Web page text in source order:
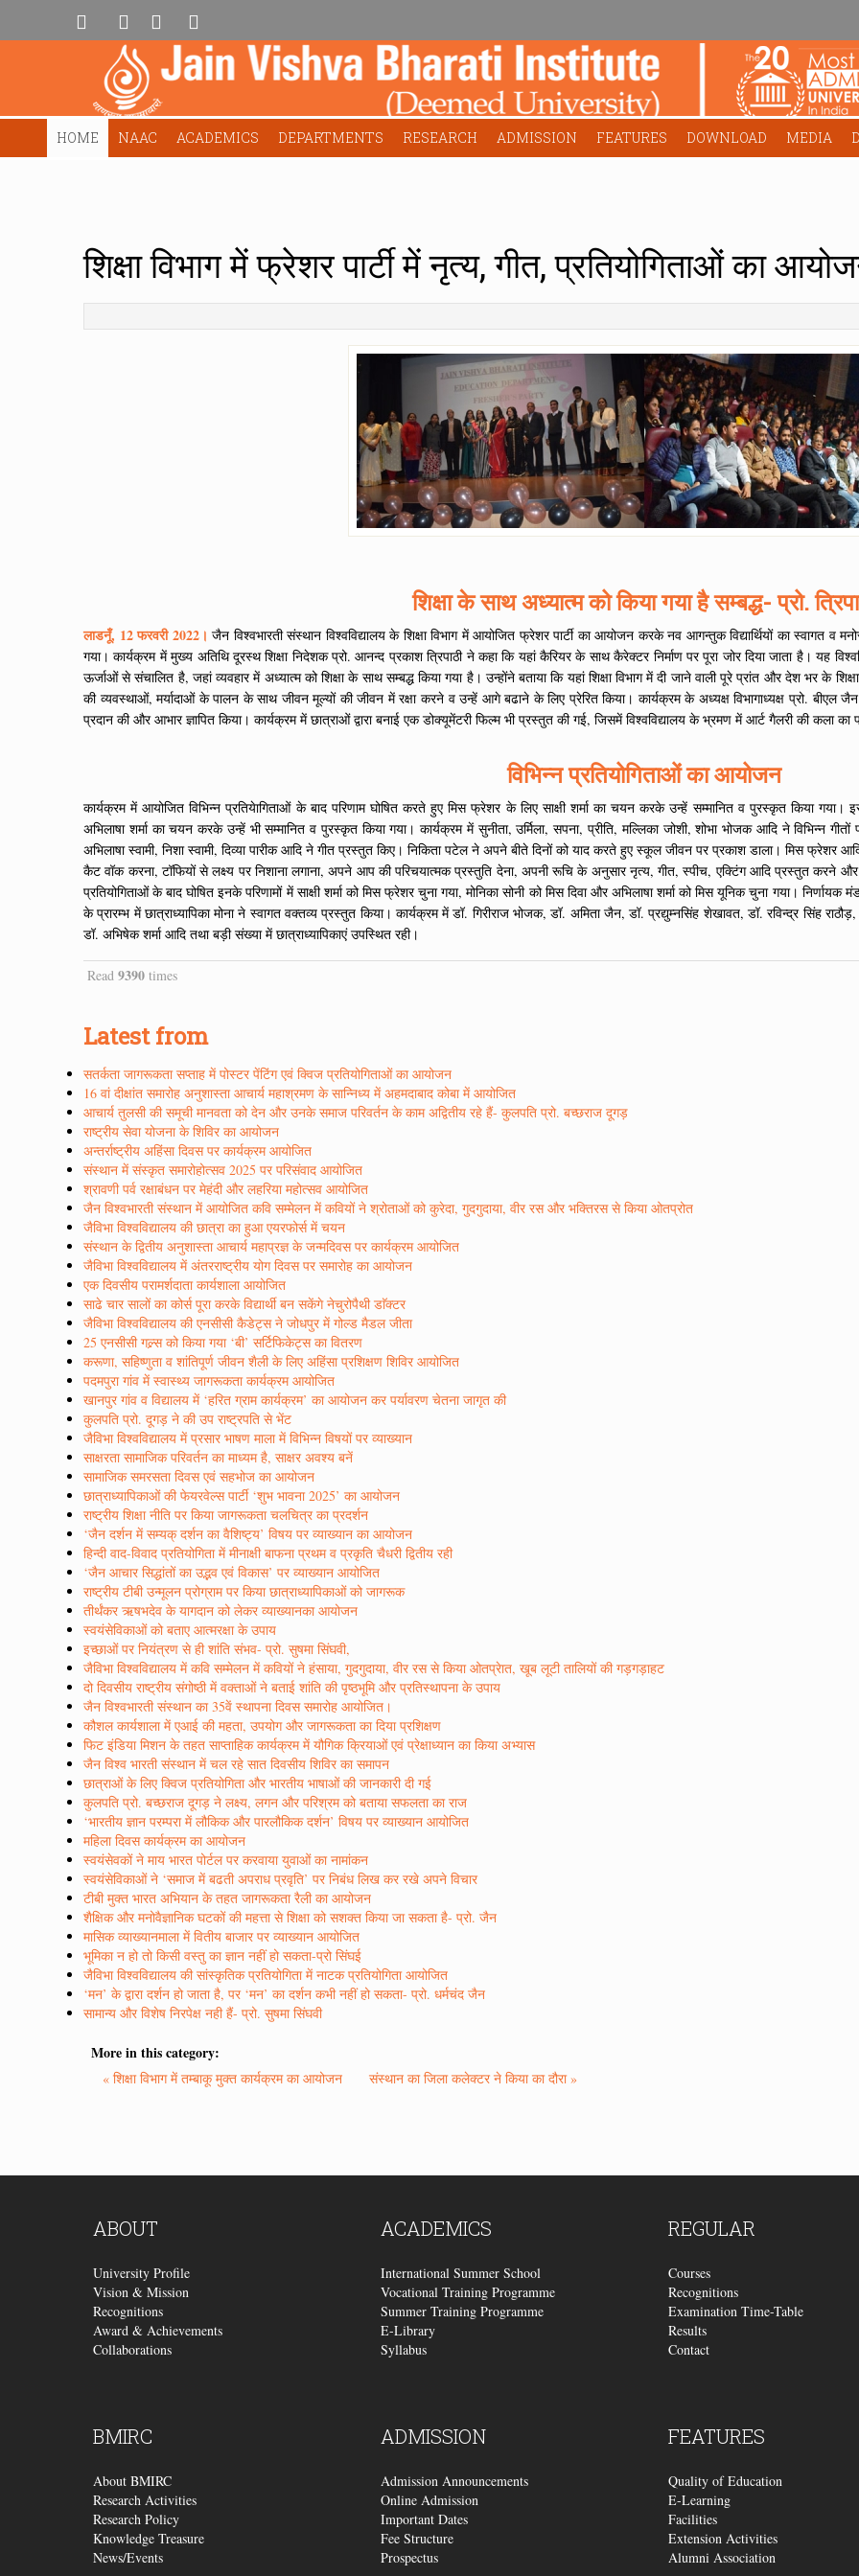
HOME NAAC ACADEMICS DEPARTMENTS RESEARCH ADMISSION FEATURES DOWNLOAD MEDIA
शिक्षा विभाग में फ्रेशर पार्टी में नृत्य, गीत, प्रतियोगिताओं का
शिक्षा के साथ अध्यात्म को किया गया है सम्बद्ध- प्रो.
लाडनूँ, 12 फरवरी 2022। जैन विश्वभारती संस्थान विश्वविद्यालय के शिक्षा विभाग में आयोजित फ्रेशर पार्टी का आयोजन करके नव आगन्तुक विद्यार्थियों का स्वागत व
गया। कार्यक्रम में मुख्य अतिथि दूरस्थ शिक्षा निदेशक प्रो. आनन्द प्रकाश त्रिपाठी ने कहा कि यहां कैरियर के साथ कैरेक्टर निर्माण पर पूरा जोर दिया जाता है। यह
ऊर्जाओं से संचालित है, जहां व्यवहार में अध्यात्म को शिक्षा के साथ सम्बद्ध किया गया है। उन्होंने बताया कि यहां शिक्षा विभाग में दी जाने वाली पूरे प्रांत और देश भर के
की व्यवस्थाओं, मर्यादाओं के पालन के साथ जीवन मूल्यों की जीवन में रक्षा करने व उन्हें आगे बढाने के लिए प्रेरित किया। कार्यक्रम के अध्यक्ष विभागाध्यक्ष प्रो. बीएल
प्रदान की और आभार ज्ञापित किया। कार्यक्रम में छात्राओं द्वारा बनाई एक डोक्यूमेंटरी फिल्म भी प्रस्तुत की गई, जिसमें विश्वविद्यालय के भ्रमण में आर्ट गैलरी की कला का
विभिन्न प्रतियोगिताओं का आयोजन
कार्यक्रम में आयोजित विभिन्न प्रतियेागिताओं के बाद परिणाम घोषित करते हुए मिस फ्रेशर के लिए साक्षी शर्मा का चयन करके उन्हें सम्मानित व पुरस्कृत किया
अभिलाषा शर्मा का चयन करके उन्हें भी सम्मानित व पुरस्कृत किया गया। कार्यक्रम में सुनीता, उर्मिला, सपना, प्रीति, मल्लिका जोशी, शोभा भोजक आदि ने विभिन्न गीतों
अभिलाषा स्वामी, निशा स्वामी, दिव्या पारीक आदि ने गीत प्रस्तुत किए। निकिता पटेल ने अपने बीते दिनों को याद करते हुए स्कूल जीवन पर प्रकाश डाला। मिस फ्रेशर
कैट वॉक करना, टॉफियों से लक्ष्य पर निशाना लगाना, अपने आप की परिचयात्मक प्रस्तुति देना, अपनी रूचि के अनुसार नृत्य, गीत, स्पीच, एक्टिंग आदि प्रस्तुत करने
प्रतियोगिताओं के बाद घोषित इनके परिणामों में साक्षी शर्मा को मिस फ्रेशर चुना गया, मोनिका सोनी को मिस दिवा और अभिलाषा शर्मा को मिस यूनिक चुना गया। निर्णायक
के प्रारम्भ में छात्राध्यापिका मोना ने स्वागत वक्तव्य प्रस्तुत किया। कार्यक्रम में डॉ. गिरीराज भोजक, डॉ. अमिता जैन, डॉ. प्रद्युम्नसिंह शेखावत, डॉ. रविन्द्र सिंह
डॉ. अभिषेक शर्मा आदि तथा बड़ी संख्या में छात्राध्यापिकाएं उपस्थित रही।
Read 9390 times
Latest from
सतर्कता जागरूकता सप्ताह में पोस्टर पेंटिंग एवं क्विज प्रतियोगिताओं का आयोजन
16 वां दीक्षांत समारोह अनुशास्ता आचार्य महाश्रमण के सान्निध्य में अहमदाबाद कोबा में आयोजित
आचार्य तुलसी की समूची मानवता को देन और उनके समाज परिवर्तन के काम अद्वितीय रहे हैं- कुलपति प्रो. बच्छराज दूगड़
राष्ट्रीय सेवा योजना के शिविर का आयोजन
अन्तर्राष्ट्रीय अहिंसा दिवस पर कार्यक्रम आयोजित
संस्थान में संस्कृत समारोहोत्सव 2025 पर परिसंवाद आयोजित
श्रावणी पर्व रक्षाबंधन पर मेहंदी और लहरिया महोत्सव आयोजित
जैन विश्वभारती संस्थान में आयोजित कवि सम्मेलन में कवियों ने श्रोताओं को कुरेदा, गुदगुदाया, वीर रस और भक्तिरस से किया ओतप्रोत
जैविभा विश्वविद्यालय की छात्रा का हुआ एयरफोर्स में चयन
संस्थान के द्वितीय अनुशास्ता आचार्य महाप्रज्ञ के जन्मदिवस पर कार्यक्रम आयोजित
जैविभा विश्वविद्यालय में अंतरराष्ट्रीय योग दिवस पर समारोह का आयोजन
एक दिवसीय परामर्शदाता कार्यशाला आयोजित
साढे चार सालों का कोर्स पूरा करके विद्यार्थी बन सकेंगे नेचुरोपैथी डाॅक्टर
जैविभा विश्वविद्यालय की एनसीसी कैडेट्स ने जोधपुर में गोल्ड मैडल जीता
25 एनसीसी गल्र्स को किया गया ‘बी’ सर्टिफिकेट्स का वितरण
करूणा, सहिष्णुता व शांतिपूर्ण जीवन शैली के लिए अहिंसा प्रशिक्षण शिविर आयोजित
पदमपुरा गांव में स्वास्थ्य जागरूकता कार्यक्रम आयोजित
खानपुर गांव व विद्यालय में ‘हरित ग्राम कार्यक्रम’ का आयोजन कर पर्यावरण चेतना जागृत की
कुलपति प्रो. दूगड़ ने की उप राष्ट्रपति से भेंट
जैविभा विश्वविद्यालय में प्रसार भाषण माला में विभिन्न विषयों पर व्याख्यान
साक्षरता सामाजिक परिवर्तन का माध्यम है, साक्षर अवश्य बनें
सामाजिक समरसता दिवस एवं सहभोज का आयोजन
छात्राध्यापिकाओं की फेयरवेल्स पार्टी ‘शुभ भावना 2025’ का आयोजन
राष्ट्रीय शिक्षा नीति पर किया जागरूकता चलचित्र का प्रदर्शन
‘जैन दर्शन में सम्यक् दर्शन का वैशिष्ट्य’ विषय पर व्याख्यान का आयोजन
हिन्दी वाद-विवाद प्रतियोगिता में मीनाक्षी बाफना प्रथम व प्रकृति चैधरी द्वितीय रही
‘जैन आचार सिद्धांतों का उद्भव एवं विकास’ पर व्याख्यान आयोजित
राष्ट्रीय टीबी उन्मूलन प्रोग्राम पर किया छात्राध्यापिकाओं को जागरूक
तीर्थंकर ऋषभदेव के यागदान को लेकर व्याख्यानका आयोजन
स्वयंसेविकाओं को बताए आत्मरक्षा के उपाय
इच्छाओं पर नियंत्रण से ही शांति संभव- प्रो. सुषमा सिंघवी,
जैविभा विश्वविद्यालय में कवि सम्मेलन में कवियों ने हंसाया, गुदगुदाया, वीर रस से किया ओतप्रेात, खूब लूटी तालियों की गड़गड़ाहट
दो दिवसीय राष्ट्रीय संगोष्ठी में वक्ताओं ने बताई शांति की पृष्ठभूमि और प्रतिस्थापना के उपाय
जैन विश्वभारती संस्थान का 35वें स्थापना दिवस समारोह आयोजित।
कौशल कार्यशाला में एआई की महता, उपयोग और जागरूकता का दिया प्रशिक्षण
फिट इंडिया मिशन के तहत साप्ताहिक कार्यक्रम में यौगिक क्रियाओं एवं प्रेक्षाध्यान का किया अभ्यास
जैन विश्व भारती संस्थान में चल रहे सात दिवसीय शिविर का समापन
छात्राओं के लिए क्विज प्रतियोगिता और भारतीय भाषाओं की जानकारी दी गई
कुलपति प्रो. बच्छराज दूगड़ ने लक्ष्य, लगन और परिश्रम को बताया सफलता का राज
‘भारतीय ज्ञान परम्परा में लौकिक और पारलौकिक दर्शन’ विषय पर व्याख्यान आयोजित
महिला दिवस कार्यक्रम का आयोजन
स्वयंसेवकों ने माय भारत पोर्टल पर करवाया युवाओं का नामांकन
स्वयंसेविकाओं ने ‘समाज में बढती अपराध प्रवृति’ पर निबंध लिख कर रखे अपने विचार
टीबी मुक्त भारत अभियान के तहत जागरूकता रैली का आयोजन
शैक्षिक और मनोवैज्ञानिक घटकों की महत्ता से शिक्षा को सशक्त किया जा सकता है- प्रो. जैन
मासिक व्याख्यानमाला में वितीय बाजार पर व्याख्यान आयोजित
भूमिका न हो तो किसी वस्तु का ज्ञान नहीं हो सकता-प्रो सिंघई
जैविभा विश्वविद्यालय की सांस्कृतिक प्रतियोगिता में नाटक प्रतियोगिता आयोजित
‘मन’ के द्वारा दर्शन हो जाता है, पर ‘मन’ का दर्शन कभी नहीं हो सकता- प्रो. धर्मचंद जैन
सामान्य और विशेष निरपेक्ष नही हैं- प्रो. सुषमा सिंघवी
More in this category:
« शिक्षा विभाग में तम्बाकू मुक्त कार्यक्रम का आयोजन संस्थान का जिला कलेक्टर ने किया का दौरा »
ABOUT
University Profile
Vision & Mission
Recognitions
Award & Achievements
Collaborations
BMIRC
About BMIRC
Research Activities
Research Policy
Knowledge Treasure
News/Events
ACADEMICS
International Summer School
Vocational Training Programme
Summer Training Programme
E-Library
Syllabus
ADMISSION
Admission Announcements
Online Admission
Important Dates
Fee Structure
Prospectus
REGULAR
Courses
Recognitions
Examination Time-Table
Results
Contact
FEATURES
Quality of Education
E-Learning
Facilities
Extension Activities
Alumni Association